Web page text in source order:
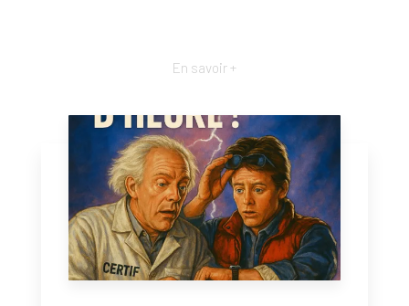
En savoir +